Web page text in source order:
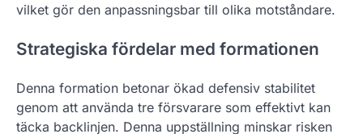
vilket gör den anpassningsbar till olika motståndare.
Strategiska fördelar med formationen
Denna formation betonar ökad defensiv stabilitet
genom att använda tre försvarare som effektivt kan
täcka backlinjen. Denna uppställning minskar risken